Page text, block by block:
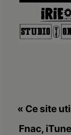
« Ce site
Fnac,